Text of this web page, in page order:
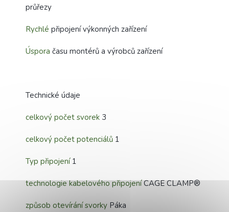
průřezy
Rychlé připojení výkonných zařízení
Úspora času montérů a výrobců zařízení
Technické údaje
celkový počet svorek 3
celkový počet potenciálů 1
Typ připojení1
technologie kabelového připojeníCAGE CLAMP®
způsob otevírání svorky Páka